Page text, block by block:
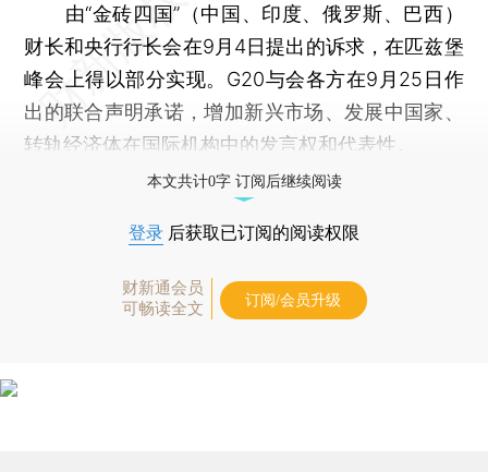
由“金砖四国”（中国、印度、俄罗斯、巴西）
财长和央行行长会在9月4日提出的诉求，在匹兹堡
峰会上得以部分实现。G20与会各方在9月25日作
出的联合声明承诺，增加新兴市场、发展中国家、
转轨经济体在国际机构中的发言权和代表性。
本文共计0字 订阅后继续阅读
登录 后获取已订阅的阅读权限
财新通会员
可畅读全文
订阅/会员升级